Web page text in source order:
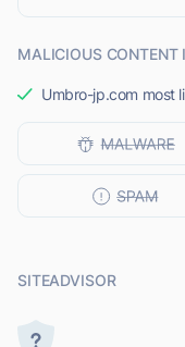
MALICIOUS CONTENT
Umbro-jp.com most
SITEADVISOR